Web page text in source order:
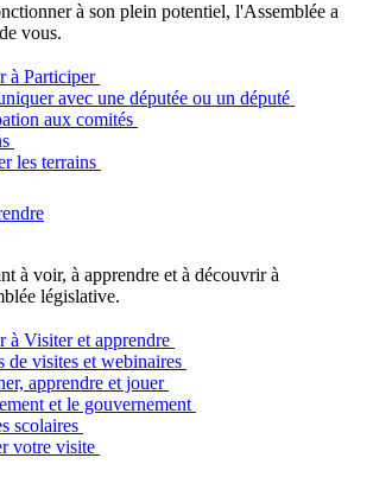
à son plein potentiel, l'Assemblée a
vous.
à Participer
avec une députée ou un député
aux comités
les terrains
à voir, à apprendre et à découvrir à
législative.
à Visiter et apprendre
de visites et webinaires
apprendre et jouer
et le gouvernement
scolaires
votre visite